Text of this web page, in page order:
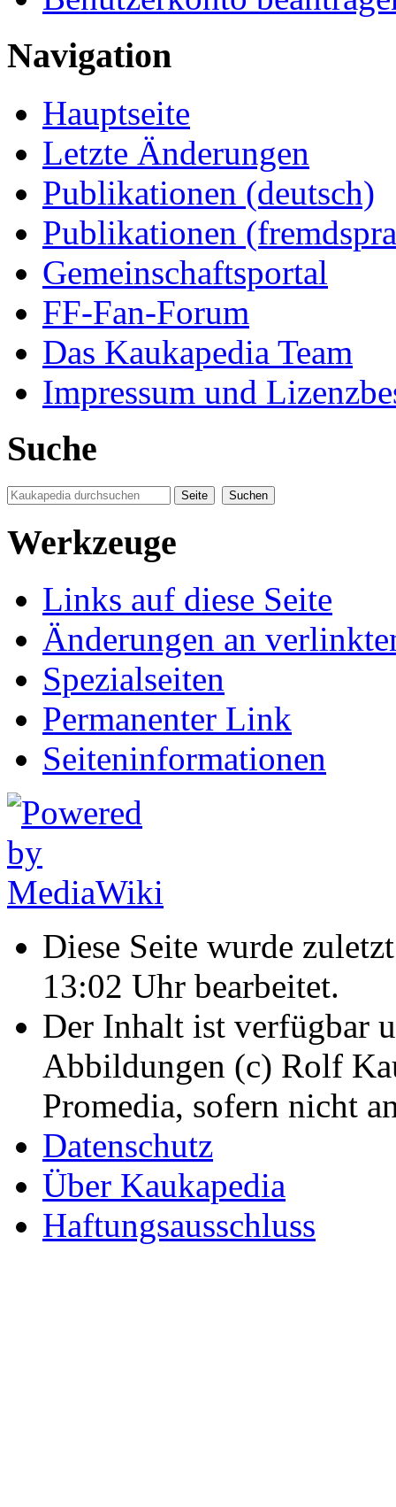
Navigation
Hauptseite
Letzte Änderungen
Publikationen (deutsch)
Publikationen
Gemeinschaftsportal
FF-Fan-Forum
Das Kaukapedia Team
Impressum und
Suche
Werkzeuge
Links auf diese Seite
Änderungen an
Spezialseiten
Permanenter Link
Seiten­informationen
Diese Seite wurde
13:02 Uhr bearbeitet.
Der Inhalt ist verfügbar
Abbildungen (c) Rolf
Promedia, sofern nicht
Datenschutz
Über Kaukapedia
Haftungsausschluss